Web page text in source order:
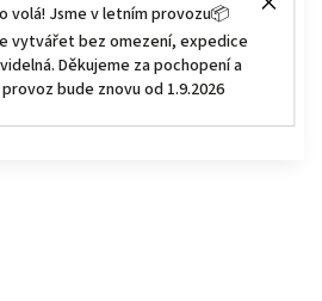
volá! Jsme v letním provozu📦
vytvářet bez omezení, expedice
Děkujeme za pochopení a
bude znovu od 1.9.2026